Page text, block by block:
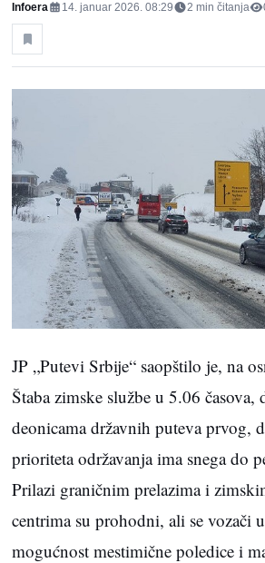
Infoera 14. januar 2026. 08:29 2 min čitanja
JP „Putevi Srbije“ saopštilo je, na
Štaba zimske službe u 5.06 časova,
deonicama državnih puteva prvog,
prioriteta održavanja ima snega do
Prilazi graničnim prelazima i
centrima su prohodni, ali se vozači
mogućnost mestimične poledice i